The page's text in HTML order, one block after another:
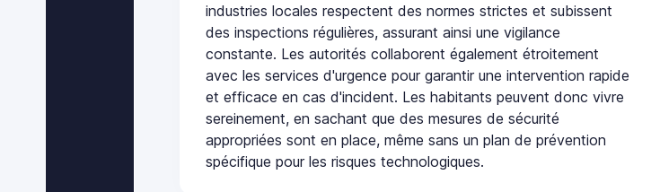
industries locales respectent des normes strictes et subissent
des inspections régulières, assurant ainsi une vigilance
constante. Les autorités collaborent également étroitement
avec les services d'urgence pour garantir une intervention rapide
et efficace en cas d'incident. Les habitants peuvent donc vivre
sereinement, en sachant que des mesures de sécurité
appropriées sont en place, même sans un plan de prévention
spécifique pour les risques technologiques.